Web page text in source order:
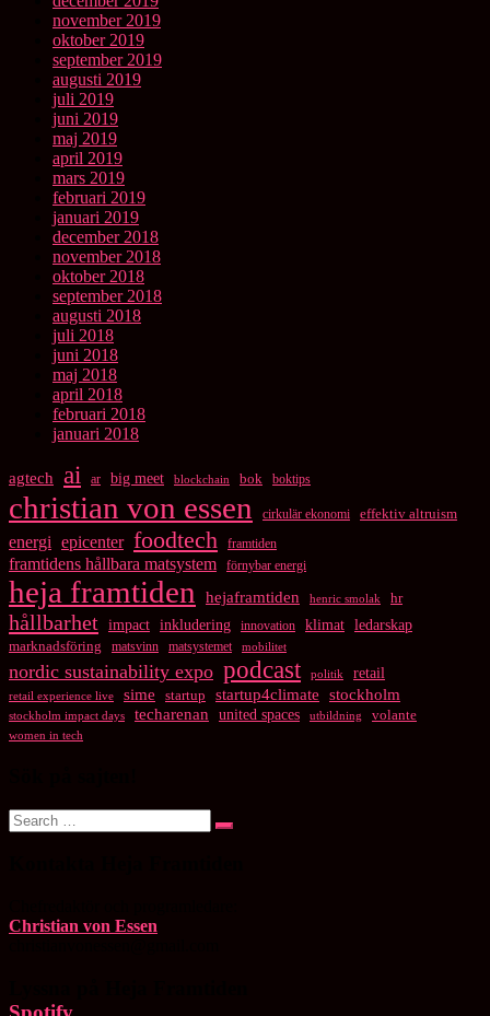
november 2019
oktober 2019
september 2019
augusti 2019
juli 2019
juni 2019
maj 2019
april 2019
mars 2019
februari 2019
januari 2019
december 2018
november 2018
oktober 2018
september 2018
augusti 2018
juli 2018
juni 2018
maj 2018
april 2018
februari 2018
januari 2018
agtech ai ar big meet blockchain bok boktips
christian von essen cirkulär ekonomi effektiv altruism
energi epicenter foodtech framtiden
framtidens hållbara matsystem förnybar energi
heja framtiden hejaframtiden henric smolak hr
hållbarhet impact inkludering innovation klimat ledarskap
marknadsföring matsvinn matsystemet mobilitet
nordic sustainability expo podcast politik retail
retail experience live sime startup startup4climate stockholm
stockholm impact days techarenan united spaces utbildning volante
women in tech
Search
for:
Search
Christian von Essen